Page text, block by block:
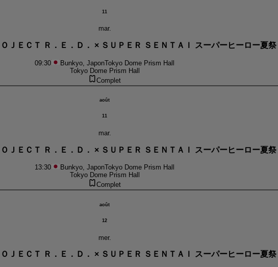
11
mar.
ＪＥＣＴ Ｒ．Ｅ．Ｄ． × ＳＵＰＥＲ ＳＥＮＴＡＩ スーパーヒーロー夏祭
09:30 Bunkyo, JaponTokyo Dome Prism Hall
Tokyo Dome Prism Hall
Complet
août
11
mar.
ＪＥＣＴ Ｒ．Ｅ．Ｄ． × ＳＵＰＥＲ ＳＥＮＴＡＩ スーパーヒーロー夏祭
13:30 Bunkyo, JaponTokyo Dome Prism Hall
Tokyo Dome Prism Hall
Complet
août
12
mer.
ＪＥＣＴ Ｒ．Ｅ．Ｄ． × ＳＵＰＥＲ ＳＥＮＴＡＩ スーパーヒーロー夏祭